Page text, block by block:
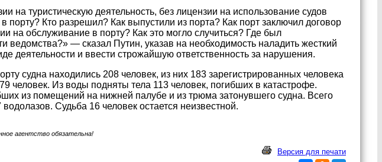
на туристическую деятельность, без лицензии на использование судов
порту? Кто разрешил? Как выпустили из порта? Как порт заключил договор
на обслуживание в порту? Как это могло случиться? Где был
ведомства?» — сказал Путин, указав на необходимость наладить жесткий
деятельности и ввести строжайшую ответственность за нарушения.
судна находились 208 человек, из них 183 зарегистрированных человека
человек. Из воды подняты тела 113 человек, погибших в катастрофе.
из помещений на нижней палубе и из трюма затонувшего судна. Всего
Судьба 16 человек остается неизвестной.
агентство обязательна!
Версия для печати